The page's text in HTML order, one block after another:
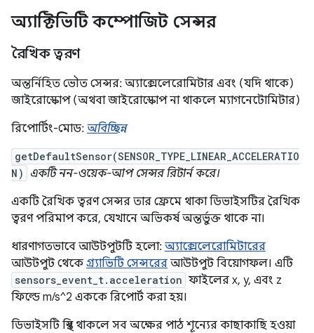
অ্যাক্টিভিটি কম্পোজিট সেন্সর
রৈখিক ত্বরণ
অন্তর্নিহিত ভৌত সেন্সর: অ্যাক্সেলেরোমিটার এবং (যদি থাকে)
জাইরোস্কোপ (অথবা জাইরোস্কোপ না থাকলে ম্যাগনেটোমিটার)
রিপোর্টিং-মোড: অবিচ্ছিন্ন
getDefaultSensor(SENSOR_TYPE_LINEAR_ACCELERATIO
N)
একটি নন-ওয়েক-আপ সেন্সর রিটার্ন করে।
একটি রৈখিক ত্বরণ সেন্সর তার ফ্রেমে থাকা ডিভাইসটির রৈখিক
ত্বরণ পরিমাপ করে, যেখানে অভিকর্ষ অন্তর্ভুক্ত থাকে না।
ধারণাগতভাবে আউটপুটটি হলো: অ্যাক্সেলেরোমিটারের
আউটপুট থেকে গ্র্যাভিটি সেন্সরের আউটপুট বিয়োগফল। এটি
sensors_event_t.acceleration ফাইলের x, y, এবং z
ফিল্ডে m/s^2 এককে রিপোর্ট করা হয়।
ডিভাইসটি স্থির থাকলে সব অক্ষের পাঠ শূন্যের কাছাকাছি হওয়া